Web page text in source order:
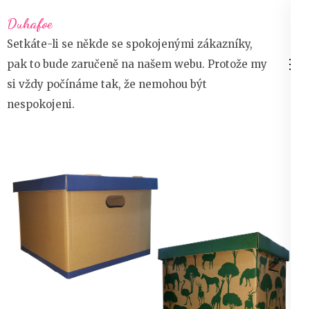
na
obsah
(stiskněte
Enter)
Duhafoe
Setkáte-li se někde se spokojenými zákazníky,
pak to bude zaručeně na našem webu. Protože my
si vždy počínáme tak, že nemohou být
nespokojeni.